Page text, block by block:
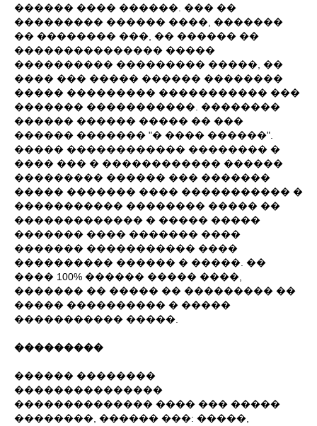
������ ���� ������. ��� ��
��������� ������ ����, �������
�� �������� ���, �� ������ ��
��������������� �����
���������� ��������� �����, ��
���� ��� ����� ������ ��������
����� ��������� ����������� ���
������� �����������. ��������
������ ������ ����� �� ���
������ ������� "� ���� ������".
����� ������������ �������� �
���� ��� � ������������ ������
��������� ������ ��� �������
����� ������� ���� ����������� �
����������� �������� ����� ��
������������� � ����� �����
������� ���� ������� ����
������� ����������� ����
���������� ������ � �����. ��
���� 100% ������ ����� ����,
������� �� ����� �� ��������� ��
����� ���������� � �����
����������� �����.
���������
������ ��������
���������������
�������������� ���� ��� �����
��������, ������ ���: �����,